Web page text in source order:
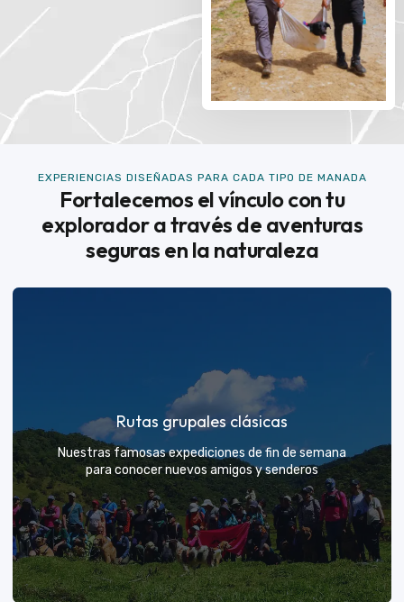
EXPERIENCIAS DISEÑADAS PARA CADA TIPO DE MANADA
Fortalecemos el vínculo con tu
explorador a través de aventuras
seguras en la naturaleza
Rutas grupales clásicas
Nuestras famosas expediciones de fin de semana
para conocer nuevos amigos y senderos